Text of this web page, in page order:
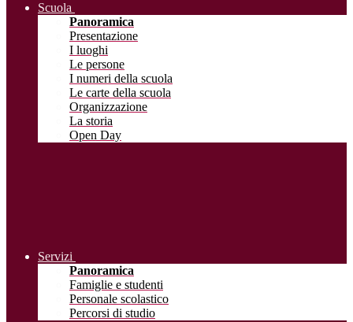
Scuola
Panoramica
Presentazione
I luoghi
Le persone
I numeri della scuola
Le carte della scuola
Organizzazione
La storia
Open Day
Servizi
Panoramica
Famiglie e studenti
Personale scolastico
Percorsi di studio